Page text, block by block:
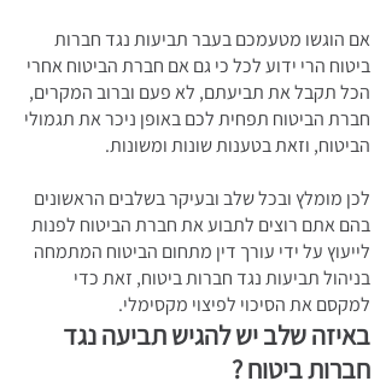
אם הוגשו מטעמכם בעבר תביעות נגד חברות
ביטוח הרי ידוע לכל כי גם אם חברת הביטוח אחרי
הכל תקבל את תביעתם, לא פעם וברוב המקרים,
חברת הביטוח תפחית לכם באופן ניכר את תגמולי
הביטוח, וזאת בטענות שונות ומשונות.
לכן מומלץ ובכל שלב ובעיקר בשלבים הראשונים
בהם אתם רוצים לתבוע את חברת הביטוח לפנות
לייעוץ על ידי עורך דין מתחום הביטוח המתמחה
בניהול תביעות נגד חברות ביטוח, זאת כדי
למקסם את הסיכוי לפיצוי מקסימלי.
באיזה שלב יש להגיש תביעה נגד
חברות ביטוח ?